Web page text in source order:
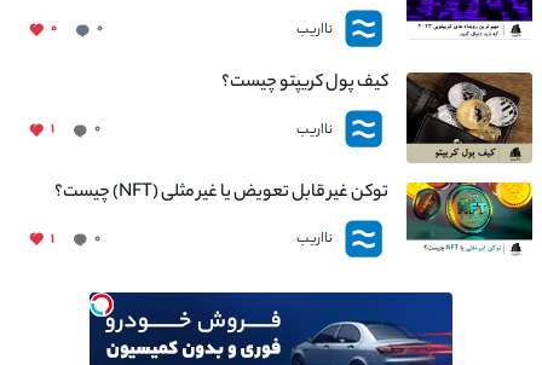
نااریب ۰ ۰
کیف پول کریپتو چیست؟
نااریب ۰ ۱
توکن غیر قابل تعویض یا غیر مثلی (NFT) چیست؟
نااریب ۰ ۱